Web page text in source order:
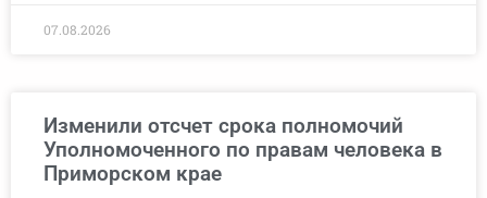
07.08.2026
Изменили отсчет срока полномочий
Уполномоченного по правам человека в
Приморском крае